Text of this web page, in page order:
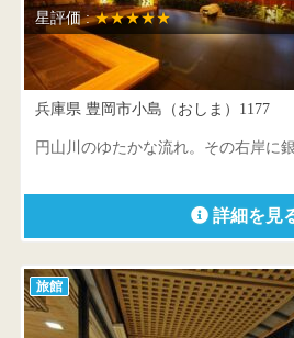
星評価 :★★★★★
城崎円山川温泉 銀花
兵庫県 豊岡市小島（おしま）1177
円山川のゆたかな流れ。その右岸に
詳細を見
旅館